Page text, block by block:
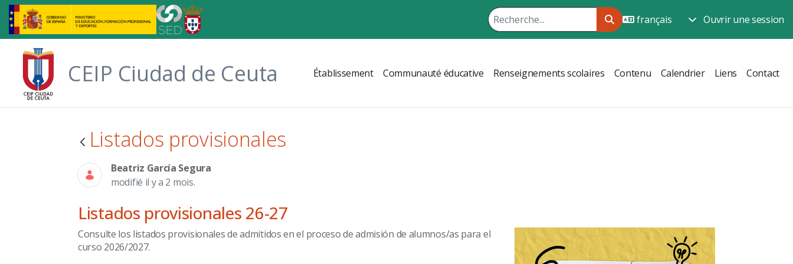
Saut au contenu principal
Ouvrir une session
CEIP Ciudad de Ceuta Établissement Communauté éducative Renseignements scolaires Contenu Calendrier Liens Contact
Listados provisionales
Beatriz García Segura
modifié il y a 2 mois.
Listados provisionales 26-27
Consulte los listados provisionales de admitidos en el proceso de admisión de alumnos/as para el
curso 2026/2027.